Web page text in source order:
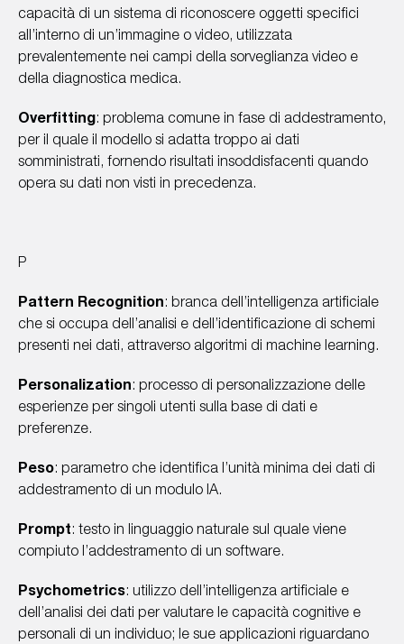
capacità di un sistema di riconoscere oggetti specifici
all’interno di un’immagine o video, utilizzata
prevalentemente nei campi della sorveglianza video e
della diagnostica medica.
Overfitting: problema comune in fase di addestramento,
per il quale il modello si adatta troppo ai dati
somministrati, fornendo risultati insoddisfacenti quando
opera su dati non visti in precedenza.
P
Pattern Recognition: branca dell’intelligenza artificiale
che si occupa dell’analisi e dell’identificazione di schemi
presenti nei dati, attraverso algoritmi di machine learning.
Personalization: processo di personalizzazione delle
esperienze per singoli utenti sulla base di dati e
preferenze.
Peso: parametro che identifica l’unità minima dei dati di
addestramento di un modulo IA.
Prompt: testo in linguaggio naturale sul quale viene
compiuto l’addestramento di un software.
Psychometrics: utilizzo dell’intelligenza artificiale e
dell’analisi dei dati per valutare le capacità cognitive e
personali di un individuo; le sue applicazioni riguardano